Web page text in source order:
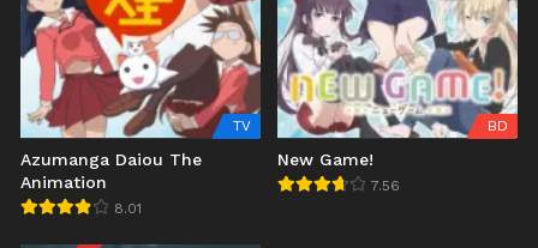
TV
Azumanga Daiou The
Animation
8.01
BD
New Game!
7.56